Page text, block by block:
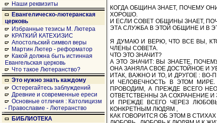
Наши реквизиты
Евангелическо-лютеранская
церковь
Избранные тезисы М. Лютера
КРАТКИЙ КАТЕХИЗИС
Апостольский символ веры
Мартин Лютер - реформатор
Какой должна быть истинная
Евангельская церковь
Что такое Лютеранство?
Это нужно знать каждому
Остерегайтесь заблуждений
Древние и современные ереси
Основные отличия : Католицизм
- Православие - Лютеранство
БИБЛИОТЕКА
КОГДА ОБЩИНА ЗНАЕТ, ПОЧЕМУ
ХОРОШО.
И ЕСЛИ СОВЕТ ОБЩИНЫ ЗНАЕТ,
ЭТА СЛУЖБА В ЭТОЙ ОБЩИНЕ И В
Я ДУМАЮ И ВЕРЮ, ЧТО ВСЕ ВЫ,
ЧЛЕНЫ СОВЕТА.
ЧТО ЭТО ЗНАЧИТ?
А ЭТО ЗНАЧИТ: ВЫ ЗНАЕТЕ,
ОНА ЗАНЯЛА СВОЕ ДОСТОЙНОЕ И
ИТАК, ВАЖНО И ТО, И ДРУГОЕ :
И ЧЕЛОВЕЧНОСТЬ В ЭТОМ
ПРОВОДИМ, А ПРЕЖДЕ ВСЕГО
ОТВЕТСТВЕННЫ ЗА СОХРАНЕНИЕ
И ПРЕЖДЕ ВСЕГО ЧЕРЕЗ
КОНКРЕТНЫМ ЛЮДЯМ ,
КАК ГОВОРИТСЯ ОБ ЭТОМ В